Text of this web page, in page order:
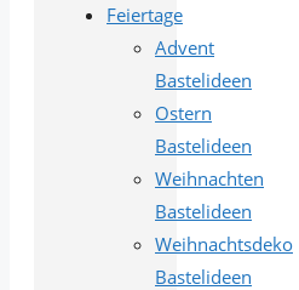
Feiertage
Advent
Bastelideen
Ostern
Bastelideen
Weihnachten
Bastelideen
Weihnachtsdeko
Bastelideen